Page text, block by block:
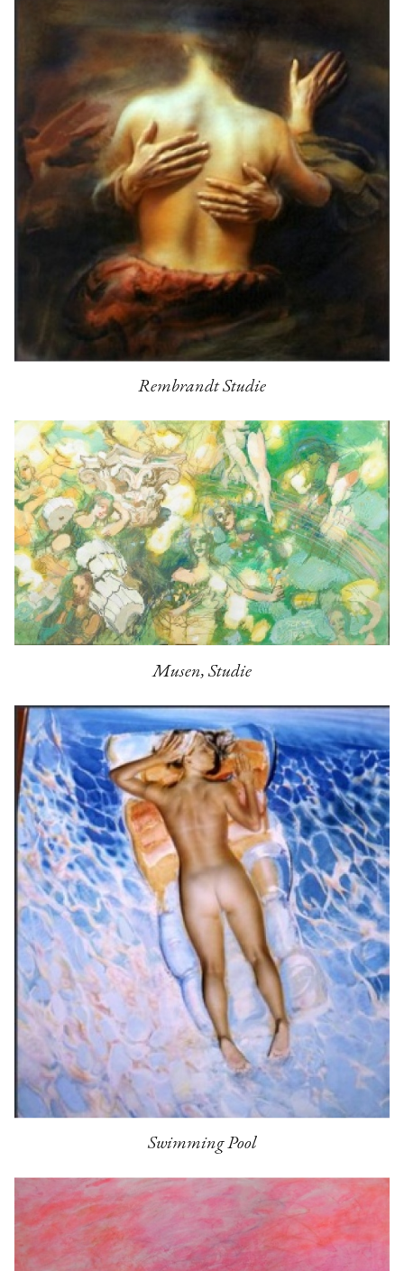
Rembrandt Studie
Musen, Studie
Swimming Pool